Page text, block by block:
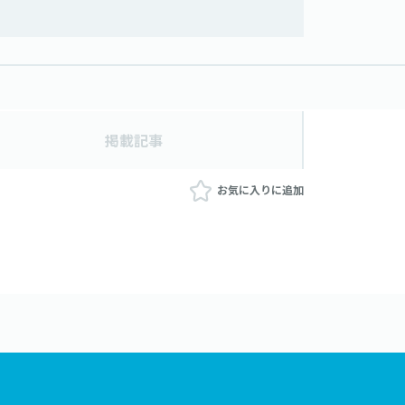
掲載記事
お気に入りに追加